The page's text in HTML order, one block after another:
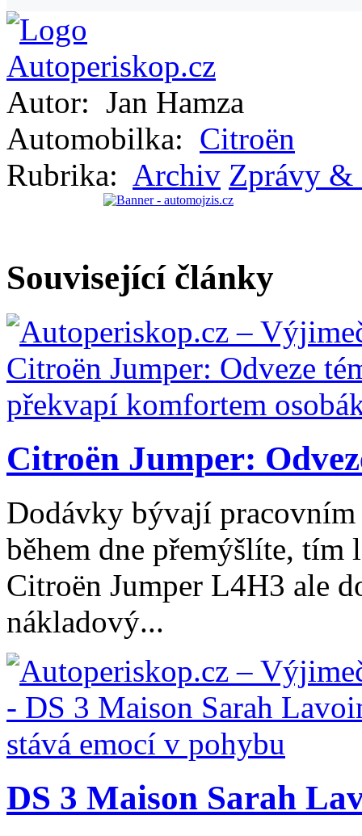
Autor: Jan Hamza
Automobilka: Citroën
Rubrika: Archiv Zprávy &
Související články
Citroën Jumper:
Dodávky bývají
během dne přemýšlíte,
Citroën Jumper L4H3 ale
nákladový...
DS 3 Maison Sarah